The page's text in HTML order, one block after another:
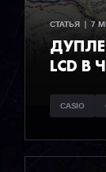
СТАТЬЯ  |  7
LCD В
CASIO